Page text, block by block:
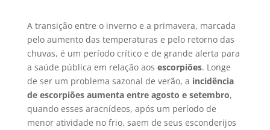
A transição entre o inverno e a primavera, marcada
pelo aumento das temperaturas e pelo retorno das
chuvas, é um período crítico e de grande alerta para
a saúde pública em relação aos escorpiões. Longe
de ser um problema sazonal de verão, a incidência
de escorpiões aumenta entre agosto e setembro,
quando esses aracnídeos, após um período de
menor atividade no frio, saem de seus esconderijos